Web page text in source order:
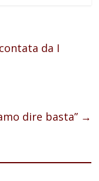
da I
dire basta” →